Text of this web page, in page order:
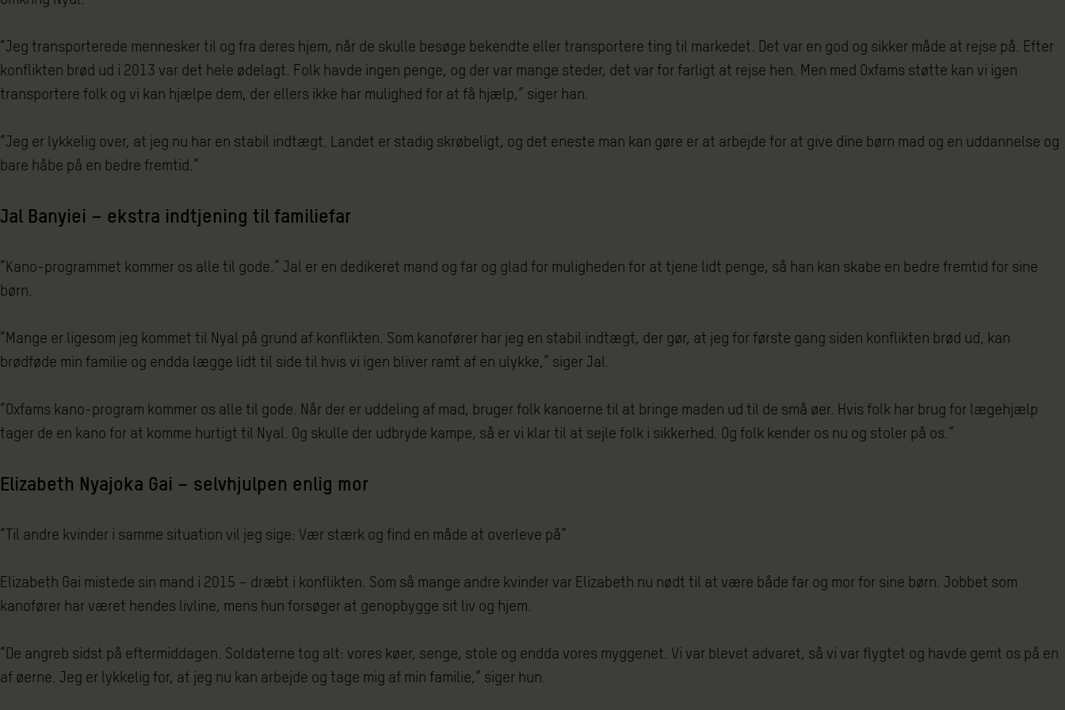
“Jeg transporterede mennesker til og fra deres hjem, når de skulle besøge bekendte eller transportere ting til markedet. Det var en god og sikker måde at rejse på. Efter
konflikten brød ud i 2013 var det hele ødelagt. Folk havde ingen penge, og der var mange steder, det var for farligt at rejse hen. Men med Oxfams støtte kan vi igen
transportere folk og vi kan hjælpe dem, der ellers ikke har mulighed for at få hjælp,” siger han.
“Jeg er lykkelig over, at jeg nu har en stabil indtægt. Landet er stadig skrøbeligt, og det eneste man kan gøre er at arbejde for at give dine børn mad og en uddannelse og
bare håbe på en bedre fremtid.”
Jal Banyiei – ekstra indtjening til familiefar
“Kano-programmet kommer os alle til gode.” Jal er en dedikeret mand og far og glad for muligheden for at tjene lidt penge, så han kan skabe en bedre fremtid for sine
børn.
“Mange er ligesom jeg kommet til Nyal på grund af konflikten. Som kanofører har jeg en stabil indtægt, der gør, at jeg for første gang siden konflikten brød ud, kan
brødføde min familie og endda lægge lidt til side til hvis vi igen bliver ramt af en ulykke,” siger Jal.
“Oxfams kano-program kommer os alle til gode. Når der er uddeling af mad, bruger folk kanoerne til at bringe maden ud til de små øer. Hvis folk har brug for lægehjælp
tager de en kano for at komme hurtigt til Nyal. Og skulle der udbryde kampe, så er vi klar til at sejle folk i sikkerhed. Og folk kender os nu og stoler på os.”
Elizabeth Nyajoka Gai – selvhjulpen enlig mor
“Til andre kvinder i samme situation vil jeg sige: Vær stærk og find en måde at overleve på”
Elizabeth Gai mistede sin mand i 2015 – dræbt i konflikten. Som så mange andre kvinder var Elizabeth nu nødt til at være både far og mor for sine børn. Jobbet som
kanofører har været hendes livline, mens hun forsøger at genopbygge sit liv og hjem.
“De angreb sidst på eftermiddagen. Soldaterne tog alt: vores køer, senge, stole og endda vores myggenet. Vi var blevet advaret, så vi var flygtet og havde gemt os på en
af øerne. Jeg er lykkelig for, at jeg nu kan arbejde og tage mig af min familie,” siger hun.